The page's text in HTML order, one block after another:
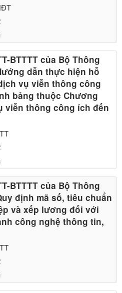
BTTTT của Bộ Thông
dẫn thực hiện hỗ
vụ viễn thông công
bảng thuộc Chương
viễn thông công ích đến
BTTTT của Bộ Thông
định mã số, tiêu chuẩn
và xếp lương đối với
công nghệ thông tin,